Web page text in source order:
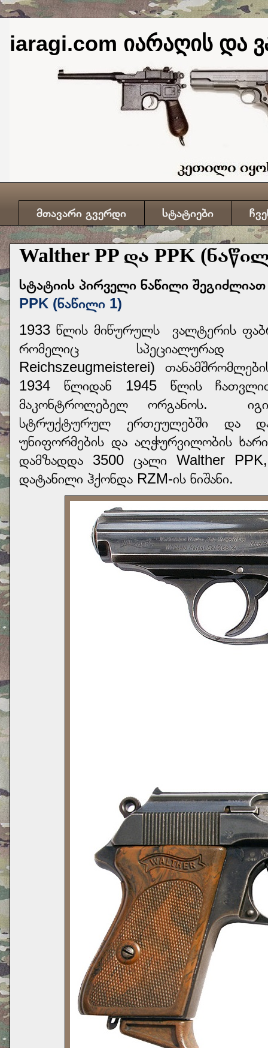
iaragi.com იარაღის და
მთავარი გვერდი სტატიები
Walther PP და PPK
სტატიის პირველი ნაწილი
PPK (ნაწილი 1)
1933 წლის მიწურულს
ვალტერის
რომელიც სპეციალურად
Reichszeugmeisterei)
1934 წლიდან 1945 წლის
მაკონტროლებელ ორგანოს.
სტრუქტურულ ერთეულებში და
უნიფორმების და აღჭურვილობის
დამზადდა 3500 ცალი Walther PPK,
დატანილი ჰქონდა RZM-ის ნიშანი.